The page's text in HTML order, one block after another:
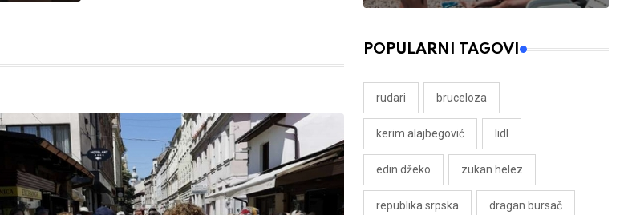
POPULARNI TAGOVI
rudari bruceloza
kerim alajbegović lidl
edin džeko zukan helez
republika srpska dragan bursač